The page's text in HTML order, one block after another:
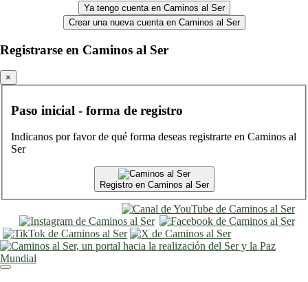
Ya tengo cuenta en Caminos al Ser
Crear una nueva cuenta en Caminos al Ser
Registrarse en Caminos al Ser
×
Paso inicial - forma de registro
Indicanos por favor de qué forma deseas registrarte en Caminos al
Ser
Registro en Caminos al Ser